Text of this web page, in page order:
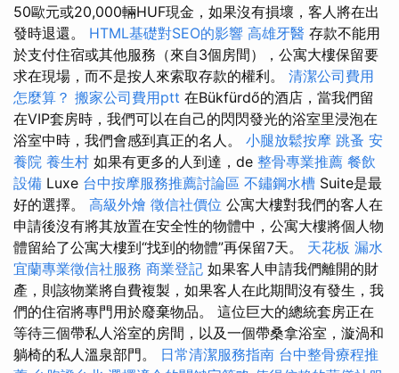
50歐元或20,000輛HUF現金，如果沒有損壞，客人將在出
發時退還。 HTML基礎對SEO的影響 高雄牙醫 存款不能用
於支付住宿或其他服務（來自3個房間），公寓大樓保留要
求在現場，而不是按人來索取存款的權利。 清潔公司費用
怎麼算？ 搬家公司費用ptt 在Bükfürdő的酒店，當我們留
在VIP套房時，我們可以在自己的閃閃發光的浴室里浸泡在
浴室中時，我們會感到真正的名人。 小腿放鬆按摩 跳蚤 安
養院 養生村 如果有更多的人到達，de 整骨專業推薦 餐飲
設備 Luxe 台中按摩服務推薦討論區 不鏽鋼水槽 Suite是最
好的選擇。 高級外燴 徵信社價位 公寓大樓對我們的客人在
申請後沒有將其放置在安全性的物體中，公寓大樓將個人物
體留給了公寓大樓到“找到的物體”再保留7天。 天花板 漏水
宜蘭專業徵信社服務 商業登記 如果客人申請我們離開的財
產，則該物業將自費複製，如果客人在此期間沒有發生，我
們的住宿將專門用於廢棄物品。 這位巨大的總統套房正在
等待三個帶私人浴室的房間，以及一個帶桑拿浴室，漩渦和
躺椅的私人溫泉部門。 日常清潔服務指南 台中整骨療程推